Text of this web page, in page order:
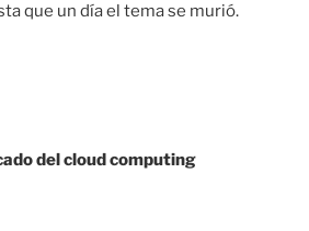
que un día el tema se murió.
del cloud computing